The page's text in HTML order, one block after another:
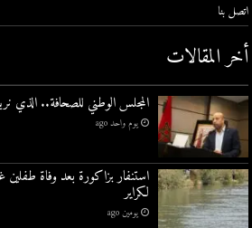
اتصل بنا
أخر المقالات
المجلس الوطني للصحافة.. الذي
يوم واحد ago
استنفار بزاكورة بعد وفاة طفلين
لكراير
يومين ago